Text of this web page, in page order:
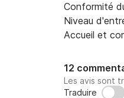
Conformité
Niveau
Accueil et
12
Les avis sont
Traduire